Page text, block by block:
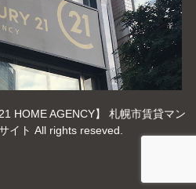
HOME AGENCY】 札幌市賃貸マン
イト All rights reseved.